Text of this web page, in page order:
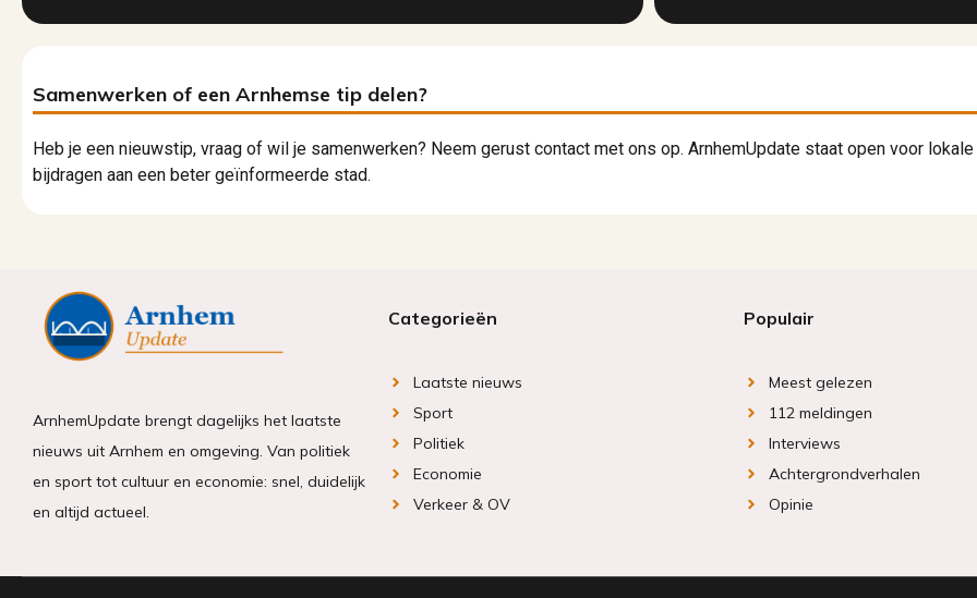
Samenwerken of een Arnhemse tip delen?
Heb je een nieuwstip, vraag of wil je samenwerken? Neem gerust contact met ons op. ArnhemUpdate staat open voor
bijdragen aan een beter geïnformeerde stad.
ArnhemUpdate brengt dagelijks het laatste
nieuws uit Arnhem en omgeving. Van politiek
en sport tot cultuur en economie: snel, duidelijk
en altijd actueel.
Categorieën
Laatste nieuws
Sport
Politiek
Economie
Verkeer & OV
Populair
Meest gelezen
112 meldingen
Interviews
Achtergrondverhalen
Opinie